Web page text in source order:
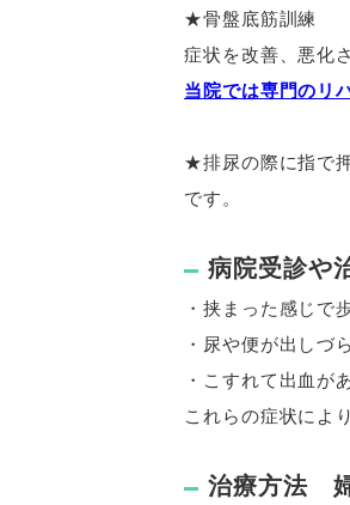
★骨盤底筋訓練
症状を改善、悪化
当院では専門のリ
★排尿の際に指で
です。
病院受診や
・挟まった感
・尿や便が出
・こすれて出血が
これらの症状によ
治療方法